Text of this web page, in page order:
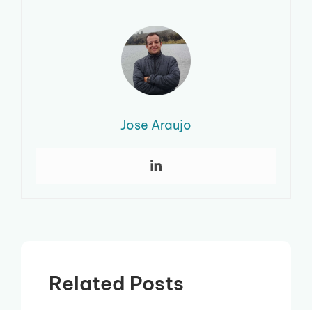
Jose Araujo
Related Posts